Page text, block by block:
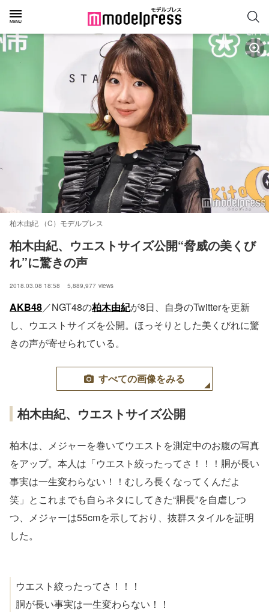
柏木由紀 （C）モデルプレス
柏木由紀、ウエストサイズ公開“脅威の美くび
れ”に驚きの声
2018.03.08 18:58 5,889,977 views
AKB48／NGT48の柏木由紀が8日、自身のTwitterを更新
し、ウエストサイズを公開。ほっそりとした美くびれに驚
きの声が寄せられている。
すべての画像をみる
柏木由紀、ウエストサイズ公開
柏木は、メジャーを巻いてウエストを測定中のお腹の写真
をアップ。本人は「ウエスト絞ったってさ！！！胴が長い
事実は一生変わらない！！むしろ長くなってくんだよ
笑」とこれまでも自らネタにしてきた“胴長”を自虐しつ
つ、メジャーは55cmを示しており、抜群スタイルを証明
した。
ウエスト絞ったってさ！！！
胴が長い事実は一生変わらない！！